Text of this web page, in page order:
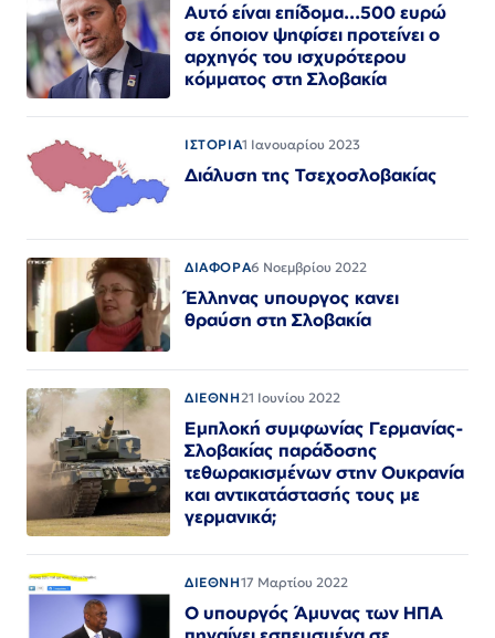
Αυτό είναι επίδομα...500 ευρώ
σε όποιον ψηφίσει προτείνει ο
αρχηγός του ισχυρότερου
κόμματος στη Σλοβακία
ΙΣΤΟΡΙΑ1 Ιανουαρίου 2023
Διάλυση της Τσεχοσλοβακίας
ΔΙΑΦΟΡΑ6 Νοεμβρίου 2022
Έλληνας υπουργος κανει
θραύση στη Σλοβακία
ΔΙΕΘΝΗ21 Ιουνίου 2022
Εμπλοκή συμφωνίας Γερμανίας-
Σλοβακίας παράδοσης
τεθωρακισμένων στην Ουκρανία
και αντικατάστασής τους με
γερμανικά;
ΔΙΕΘΝΗ17 Μαρτίου 2022
Ο υπουργός Άμυνας των ΗΠΑ